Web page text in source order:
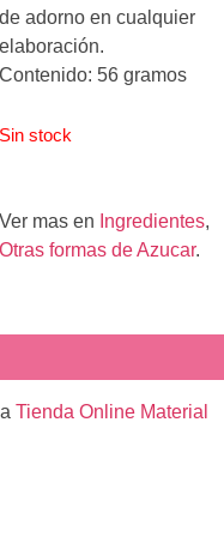
de adorno en cualquier
elaboración.
Contenido: 56 gramos
Sin stock
Ver mas en Ingredientes,
Otras formas de Azucar.
Tienda Online Material